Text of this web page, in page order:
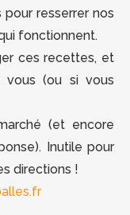
resserrer nos
fonctionnent.
ces recettes, et
vous (ou si vous
(et encore
Inutile pour
directions !